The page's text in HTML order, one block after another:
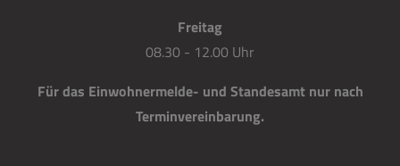
Freitag
08.30 - 12.00 Uhr
Für das Einwohnermelde- und Standesamt nur nach
Terminvereinbarung.